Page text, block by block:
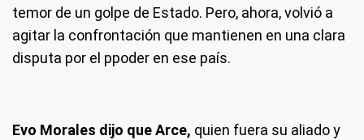
temor de un golpe de Estado. Pero, ahora, volvió a
agitar la confrontación que mantienen en una clara
disputa por el ppoder en ese país.
Evo Morales dijo que Arce, quien fuera su aliado y